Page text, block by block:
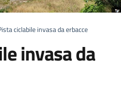
ciclabile invasa da erbacce
invasa da